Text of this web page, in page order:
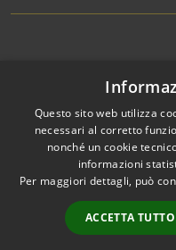
RSS
Accessibilità
Cookie
Mappa del sito
Extranet
Questo sito web utilizza
necessari al corretto
nonché un cookie
informazioni
Per maggiori dettagli, può
ACCETTA TUTTO